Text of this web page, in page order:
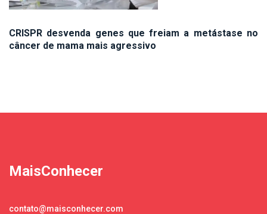
CRISPR desvenda genes que freiam a metástase no
câncer de mama mais agressivo
MaisConhecer
contato@maisconhecer.com